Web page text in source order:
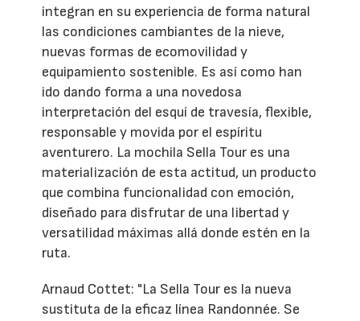
integran en su experiencia de forma natural
las condiciones cambiantes de la nieve,
nuevas formas de ecomovilidad y
equipamiento sostenible. Es así como han
ido dando forma a una novedosa
interpretación del esquí de travesía, flexible,
responsable y movida por el espíritu
aventurero. La mochila Sella Tour es una
materialización de esta actitud, un producto
que combina funcionalidad con emoción,
diseñado para disfrutar de una libertad y
versatilidad máximas allá donde estén en la
ruta.
Arnaud Cottet: "La Sella Tour es la nueva
sustituta de la eficaz línea Randonnée. Se